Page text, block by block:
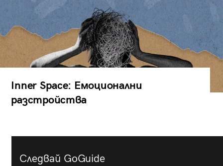
Inner Space: Емоционални
разстройства
Следвай GoGuide